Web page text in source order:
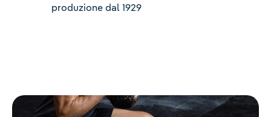
produzione dal 1929